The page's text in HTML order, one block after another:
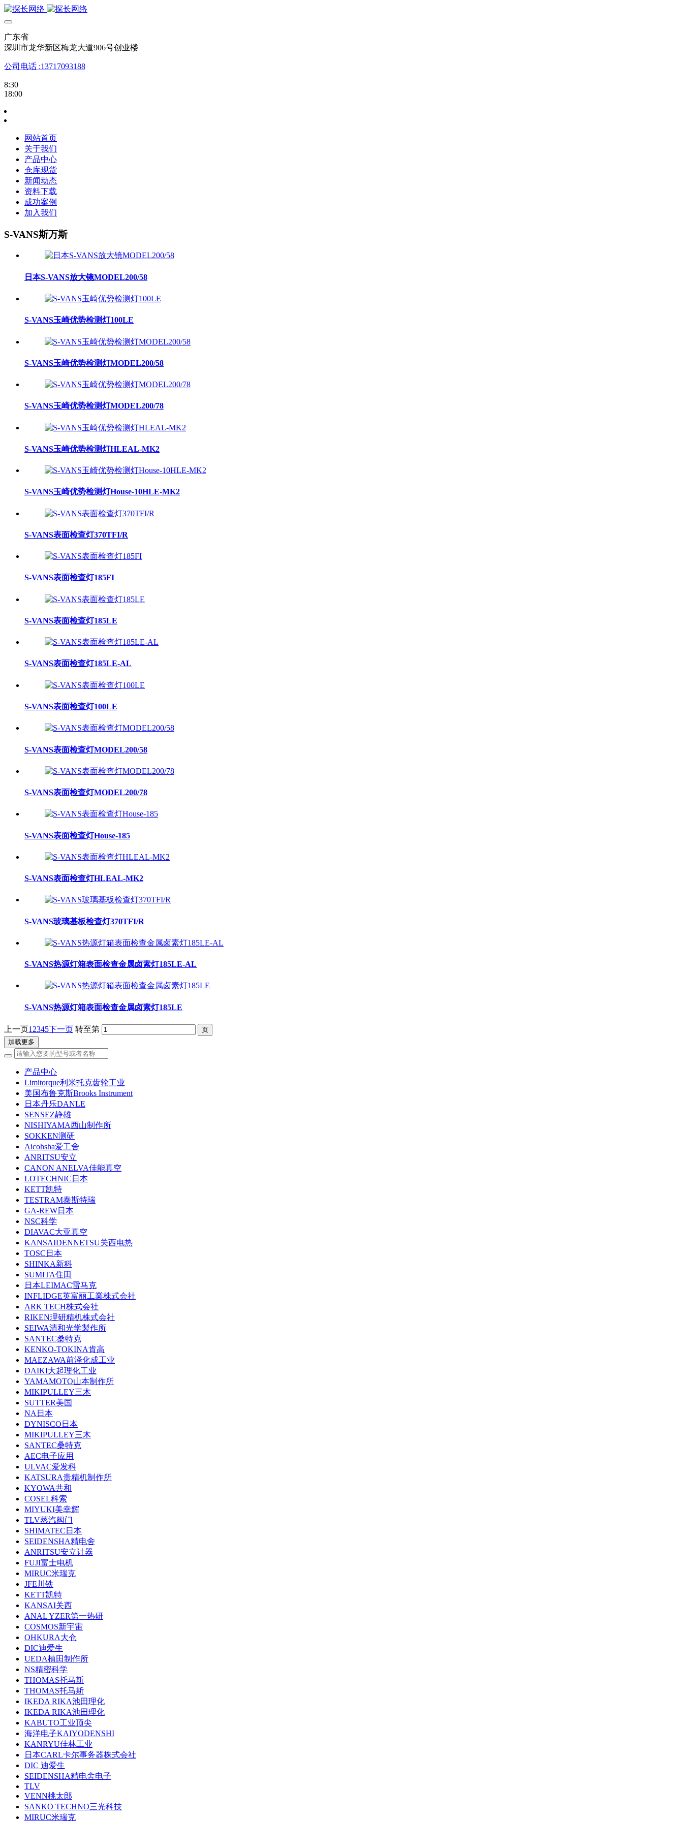
广东省
深圳市龙华新区梅龙大道906号创业楼
公司电话 :13717093188
8:30
18:00
网站首页
关于我们
产品中心
仓库现货
新闻动态
资料下载
成功案例
加入我们
S-VANS斯万斯
日本S-VANS放大镜MODEL200/58
S-VANS玉崎优势检测灯100LE
S-VANS玉崎优势检测灯MODEL200/58
S-VANS玉崎优势检测灯MODEL200/78
S-VANS玉崎优势检测灯HLEAL-MK2
S-VANS玉崎优势检测灯House-10HLE-MK2
S-VANS表面检查灯370TFI/R
S-VANS表面检查灯185FI
S-VANS表面检查灯185LE
S-VANS表面检查灯185LE-AL
S-VANS表面检查灯100LE
S-VANS表面检查灯MODEL200/58
S-VANS表面检查灯MODEL200/78
S-VANS表面检查灯House-185
S-VANS表面检查灯HLEAL-MK2
S-VANS玻璃基板检查灯370TFI/R
S-VANS热源灯箱表面检查金属卤素灯185LE-AL
S-VANS热源灯箱表面检查金属卤素灯185LE
上一页1 2345下一页 转至第
加载更多
产品中心
Limitorque利米托克齿轮工业
美国布鲁克斯Brooks Instrument
日本丹乐DANLE
SENSEZ静雄
NISHIYAMA西山制作所
SOKKEN测研
Aicohsha爱工舍
ANRITSU安立
CANON ANELVA佳能真空
LOTECHNIC日本
KETT凯特
TESTRAM泰斯特瑞
GA-REW日本
NSC科学
DIAVAC大亚真空
KANSAIDENNETSU关西电热
TOSC日本
SHINKA新科
SUMITA住田
日本LEIMAC雷马克
INFLIDGE英富丽工業株式会社
ARK TECH株式会社
RIKEN理研精机株式会社
SEIWA清和光学製作所
SANTEC桑特克
KENKO-TOKINA肯高
MAEZAWA前泽化成工业
DAIKI大起理化工业
YAMAMOTO山本制作所
MIKIPULLEY三木
SUTTER美国
NA日本
DYNISCO日本
MIKIPULLEY三木
SANTEC桑特克
AEC电子应用
ULVAC爱发科
KATSURA贵精机制作所
KYOWA共和
COSEL科索
MIYUKI美幸辉
TLV蒸汽阀门
SHIMATEC日本
SEIDENSHA精电舍
ANRITSU安立计器
FUJI富士电机
MIRUC米瑞克
JFE川铁
KETT凯特
KANSAI关西
ANAL YZER第一热研
COSMOS新宇宙
OHKURA大仓
DIC迪爱生
UEDA植田制作所
NS精密科学
THOMAS托马斯
THOMAS托马斯
IKEDA RIKA池田理化
IKEDA RIKA池田理化
KABUTO工业顶尖
海洋电子KAIYODENSHI
KANRYU佳林工业
日本CARL卡尔事务器株式会社
DIC 迪爱生
SEIDENSHA精电舍电子
TLV
VENN桃太郎
SANKO TECHNO三光科技
MIRUC米瑞克